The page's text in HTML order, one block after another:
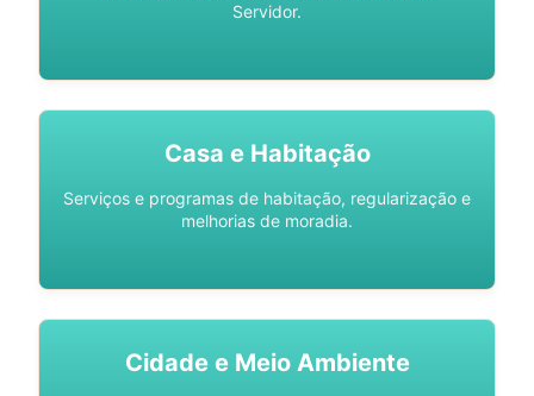
Servidor.
Casa e Habitação
Serviços e programas de habitação, regularização e
melhorias de moradia.
Cidade e Meio Ambiente